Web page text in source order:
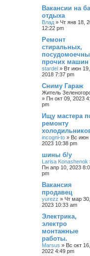
Вакансии на
отдыха
Влад » Чт янв 18,
12:22 pm
Ремонт
стиральных,
прочих машин
stardel » Вт июн 19,
2018 7:37 pm
Сниму Гараж
Житель
» Пн окт 09, 2023
pm
Ищу мастера
ремонту
incogni-to » Вс июн
2023 10:38 pm
шины б/у
Larisa Konashenok
Пн апр 10, 2023
pm
Вакансия
продавец
yurezz » Чт мар 30,
2023 10:33 am
Электрика,
электро
монтажные
работы.
Marsus » Вс окт 16,
2022 4:49 pm